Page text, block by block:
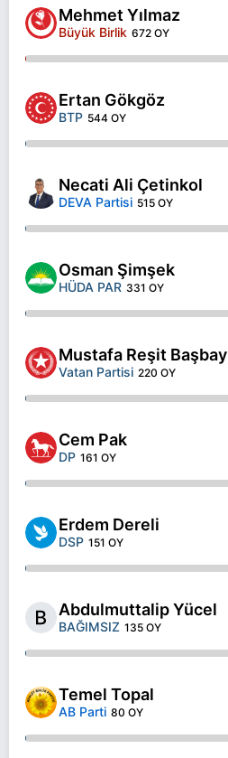
Mehmet Yılmaz
Büyük Birlik 672 OY
Ertan Gökgöz
BTP 544 OY
Necati Ali Çetinkol
DEVA Partisi 515 OY
Osman Şimşek
HÜDA PAR 331 OY
Mustafa Reşit Başbay
Vatan Partisi 220 OY
Cem Pak
DP 161 OY
Erdem Dereli
DSP 151 OY
Abdulmuttalip Yücel
BAĞIMSIZ 135 OY
Temel Topal
AB Parti 80 OY